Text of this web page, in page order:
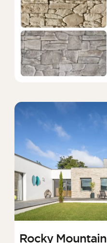
Rocky Mountain